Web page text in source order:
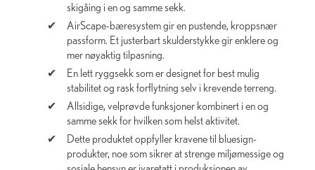
skigåing i en og samme sekk.
AirScape-bæresystem gir en pustende, kroppsnær
passform. Et justerbart skulderstykke gir enklere og
mer nøyaktig tilpasning.
En lett ryggsekk som er designet for best mulig
stabilitet og rask forflytning selv i krevende terreng.
Allsidige, velprøvde funksjoner kombinert i en og
samme sekk for hvilken som helst aktivitet.
Dette produktet oppfyller kravene til bluesign-
produkter, noe som sikrer at strenge miljømessige og